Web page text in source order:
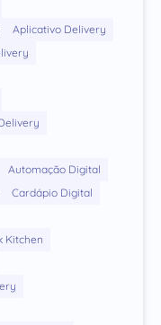
Aplicativo Delivery
Automação Digital
Cardápio Digital
Kitchen